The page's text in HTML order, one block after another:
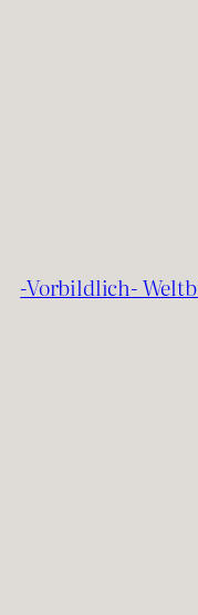
-Vorbildlich-